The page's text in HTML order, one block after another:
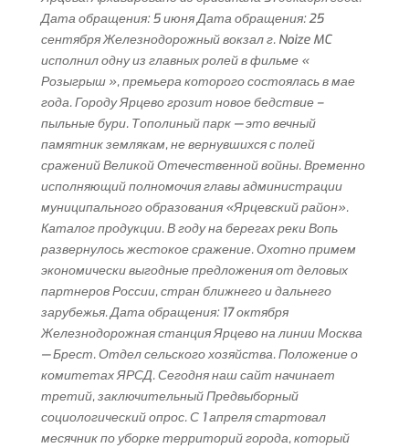
Дата обращения: 5 июня Дата обращения: 25
сентября Железнодорожный вокзал г. Noize MC
исполнил одну из главных ролей в фильме «
Розыгрыш », премьера которого состоялась в мае
года. Городу Ярцево грозит новое бедствие –
пыльные бури. Тополиный парк — это вечный
памятник землякам, не вернувшихся с полей
сражений Великой Отечественной войны. Временно
исполняющий полномочия главы администрации
муниципального образования «Ярцевский район».
Каталог продукции. В году на берегах реки Вопь
развернулось жестокое сражение. Охотно примем
экономически выгодные предложения от деловых
партнеров России, стран ближнего и дальнего
зарубежья. Дата обращения: 17 октября
Железнодорожная станция Ярцево на линии Москва
— Брест. Отдел сельского хозяйства. Положение о
комитетах ЯРСД. Сегодня наш сайт начинает
третий, заключительный Предвыборный
социологический опрос. С 1 апреля стартовал
месячник по уборке территорий города, который